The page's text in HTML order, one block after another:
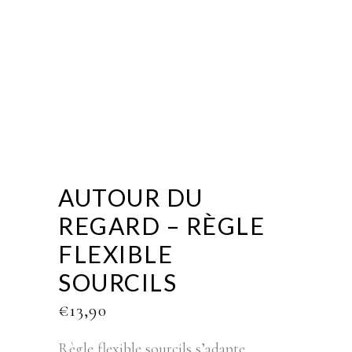
AUTOUR DU
REGARD – RÈGLE
FLEXIBLE
SOURCILS
€13,90